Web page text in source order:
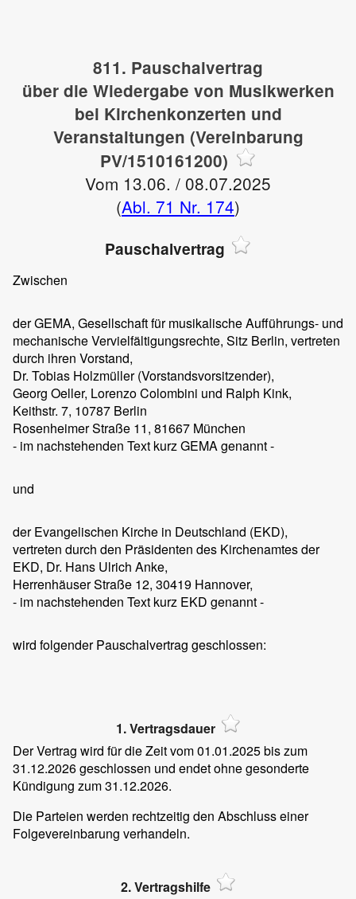
811. Pauschalvertrag
über die Wiedergabe von Musikwerken
bei Kirchenkonzerten und
Veranstaltungen (Vereinbarung
PV/1510161200)
Vom 13.06. / 08.07.2025
(Abl. 71 Nr. 174)
Pauschalvertrag
Zwischen
der GEMA, Gesellschaft für musikalische Aufführungs- und
mechanische Vervielfältigungsrechte, Sitz Berlin, vertreten
durch ihren Vorstand,
Dr. Tobias Holzmüller (Vorstandsvorsitzender),
Georg Oeller, Lorenzo Colombini und Ralph Kink,
Keithstr. 7, 10787 Berlin
Rosenheimer Straße 11, 81667 München
- im nachstehenden Text kurz GEMA genannt -
und
der Evangelischen Kirche in Deutschland (EKD),
vertreten durch den Präsidenten des Kirchenamtes der
EKD, Dr. Hans Ulrich Anke,
Herrenhäuser Straße 12, 30419 Hannover,
- im nachstehenden Text kurz EKD genannt -
wird folgender Pauschalvertrag geschlossen:
1. Vertragsdauer
Der Vertrag wird für die Zeit vom 01.01.2025 bis zum
31.12.2026 geschlossen und endet ohne gesonderte
Kündigung zum 31.12.2026.
Die Parteien werden rechtzeitig den Abschluss einer
Folgevereinbarung verhandeln.
2. Vertragshilfe